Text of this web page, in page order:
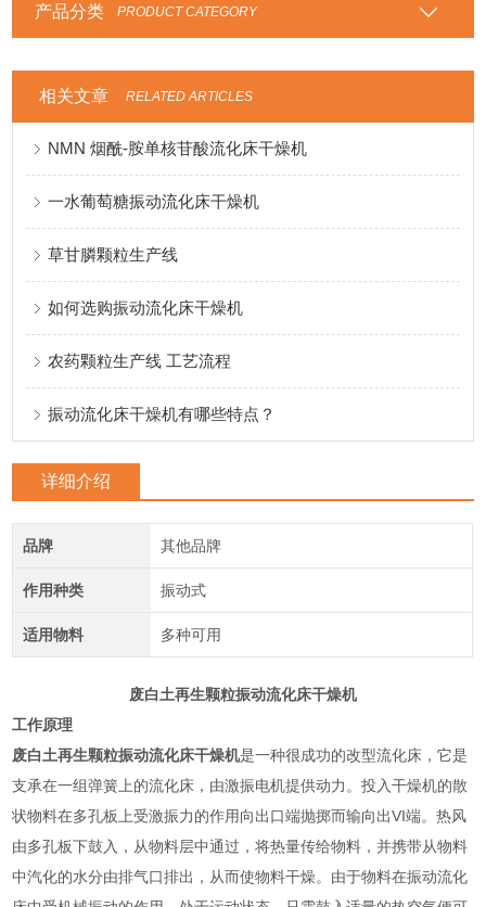
产品分类 PRODUCT CATEGORY
相关文章 RELATED ARTICLES
NMN 烟酰-胺单核苷酸流化床干燥机
一水葡萄糖振动流化床干燥机
草甘膦颗粒生产线
如何选购振动流化床干燥机
农药颗粒生产线 工艺流程
振动流化床干燥机有哪些特点？
详细介绍
品牌 其他品牌
作用种类 振动式
适用物料 多种可用
废白土再生颗粒振动流化床干燥机
工作原理
废白土再生颗粒振动流化床干燥机是一种很成功的改型流化床，它是
支承在一组弹簧上的流化床，由激振电机提供动力。投入干燥机的散
状物料在多孔板上受激振力的作用向出口端抛掷而输向出VI端。热风
由多孔板下鼓入，从物料层中通过，将热量传给物料，并携带从物料
中汽化的水分由排气口排出，从而使物料干燥。由于物料在振动流化